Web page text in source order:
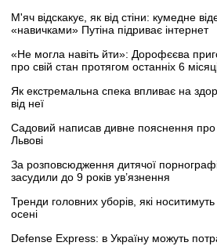
М'яч відскакує, як від стіни: кумедне
«навичками» Путіна підриває інтернет
«Не могла навіть йти»: Дорофєєва
про свій стан протягом останніх 6
Як екстремальна спека впливає на
від неї
Садовий написав дивне пояснення про
Львові
За розповсюдження дитячої
засудили до 9 років ув’язнення
Тренди головних уборів, які носитимуть
осені
Defense Express: в Україну можуть